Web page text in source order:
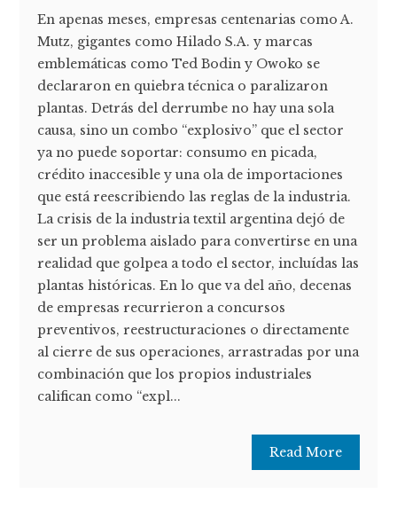
En apenas meses, empresas centenarias como A.
Mutz, gigantes como Hilado S.A. y marcas
emblemáticas como Ted Bodin y Owoko se
declararon en quiebra técnica o paralizaron
plantas. Detrás del derrumbe no hay una sola
causa, sino un combo “explosivo” que el sector
ya no puede soportar: consumo en picada,
crédito inaccesible y una ola de importaciones
que está reescribiendo las reglas de la industria.
La crisis de la industria textil argentina dejó de
ser un problema aislado para convertirse en una
realidad que golpea a todo el sector, incluídas las
plantas históricas. En lo que va del año, decenas
de empresas recurrieron a concursos
preventivos, reestructuraciones o directamente
al cierre de sus operaciones, arrastradas por una
combinación que los propios industriales
califican como “expl...
Read More